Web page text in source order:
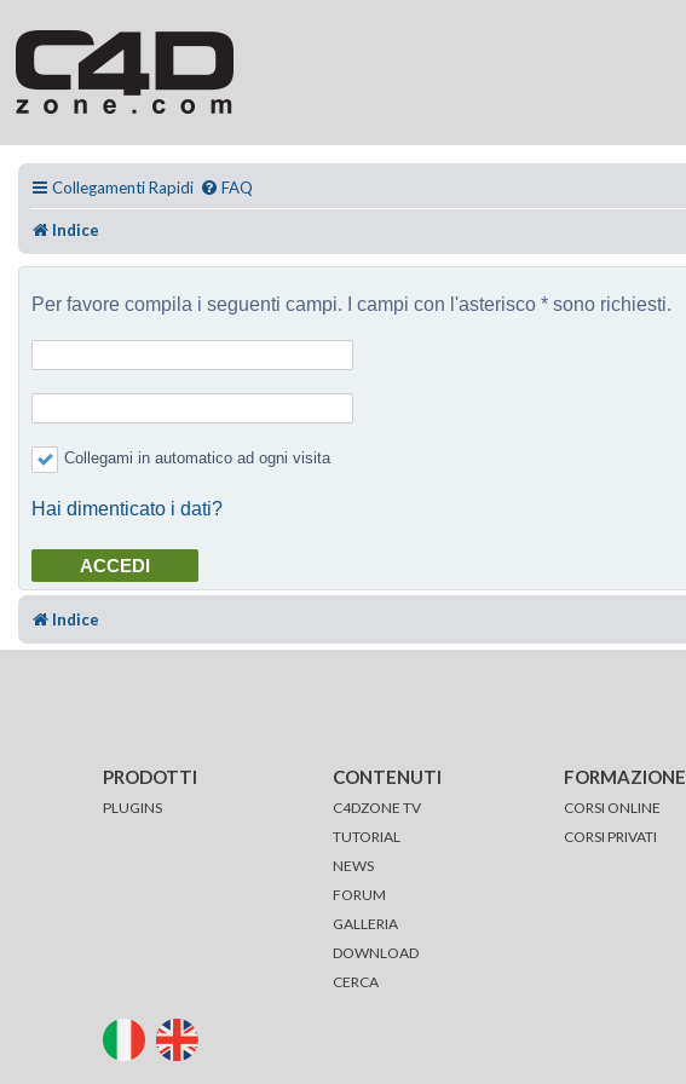
Collegamenti Rapidi FAQ
Indice
Per favore compila i seguenti campi. I campi con l'asterisco * sono richiesti.
Collegami in automatico ad ogni visita
Hai dimenticato i dati?
Indice
PRODOTTI
PLUGINS
CONTENUTI
C4DZONE TV
TUTORIAL
NEWS
FORUM
GALLERIA
DOWNLOAD
CERCA
FORMAZIONE
CORSI ONLINE
CORSI PRIVATI